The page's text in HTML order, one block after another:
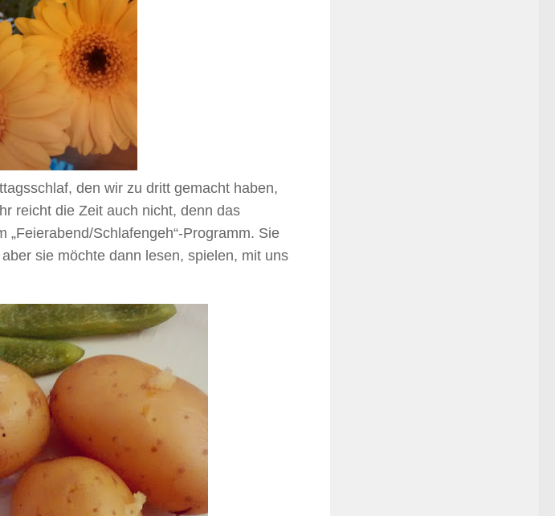
den wir zu dritt gemacht haben,
reicht die Zeit auch nicht, denn das
„Feierabend/Schlafengeh“-Programm. Sie
sie möchte dann lesen, spielen, mit uns